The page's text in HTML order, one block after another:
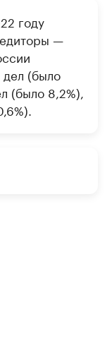
году
—
дел (было
(было 8,2%),